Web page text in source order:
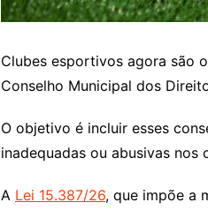
Clubes esportivos agora são
Conselho Municipal dos
O objetivo é incluir esses
inadequadas ou abusivas nos
A Lei 15.387/26, que impõe a